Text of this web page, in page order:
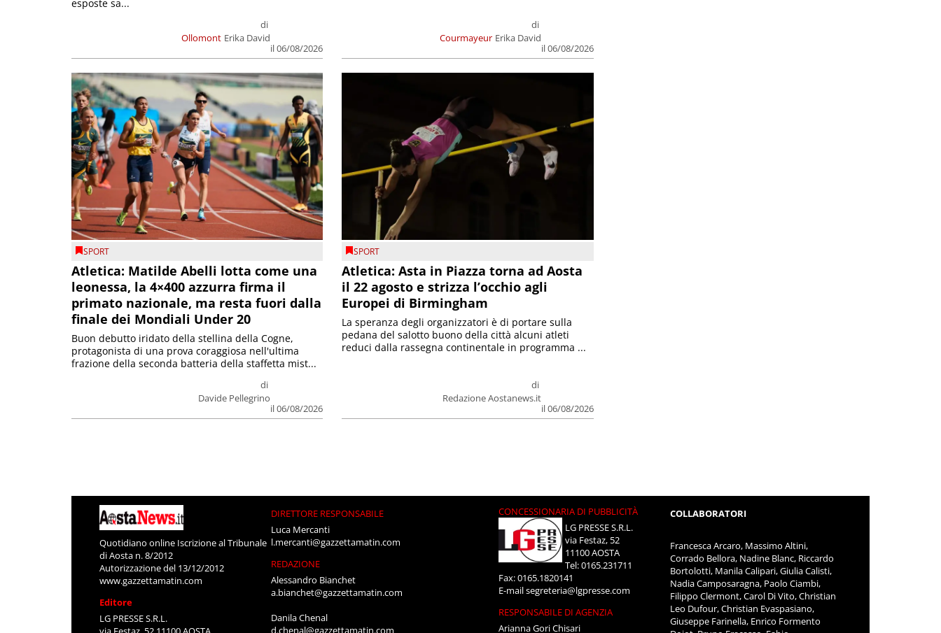
Ollomont
di
Erika David
il 06/08/2026
esposte sa...
Courmayeur
di
Erika David
il 06/08/2026
SPORT
Atletica: Matilde Abelli lotta come una
leonessa, la 4×400 azzurra firma il
primato nazionale, ma resta fuori dalla
finale dei Mondiali Under 20
di
Davide Pellegrino
il 06/08/2026
Buon debutto iridato della stellina della Cogne,
protagonista di una prova coraggiosa nell'ultima
frazione della seconda batteria della staffetta mist...
SPORT
Atletica: Asta in Piazza torna ad Aosta
il 22 agosto e strizza l’occhio agli
Europei di Birmingham
di
Redazione Aostanews.it
il 06/08/2026
La speranza degli organizzatori è di portare sulla
pedana del salotto buono della città alcuni atleti
reduci dalla rassegna continentale in programma ...
Quotidiano online Iscrizione al Tribunale
di Aosta n. 8/2012
Autorizzazione del 13/12/2012
www.gazzettamatin.com
Editore
LG PRESSE S.R.L.
DIRETTORE RESPONSABILE
Luca Mercanti
l.mercanti@gazzettamatin.com
REDAZIONE
Alessandro Bianchet
a.bianchet@gazzettamatin.com
Danila Chenal
d.chenal@gazzettamatin.com
CONCESSIONARIA DI PUBBLICITÀ
LG PRESSE S.R.L.
via Festaz, 52
11100 AOSTA
Tel: 0165.231711
Fax: 0165.1820141
E-mailsegreteria@lgpresse.com
RESPONSABILE DI AGENZIA
Arianna Gori Chisari
COLLABORATORI
Francesca Arcaro, Massimo Altini,
Corrado Bellora, Nadine Blanc, Riccardo
Bortolotti, Manila Calipari, Giulia Calisti,
Nadia Camposaragna, Paolo Ciambi,
Filippo Clermont, Carol Di Vito, Christian
Leo Dufour, Christian Evaspasiano,
Giuseppe Farinella, Enrico Formento